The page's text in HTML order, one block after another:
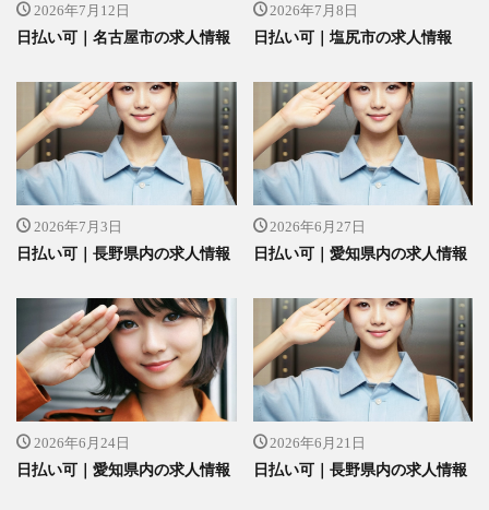
2026年7月12日
日払い可｜名古屋市の求人情報
2026年7月8日
日払い可｜塩尻市の求人情報
2026年7月3日
日払い可｜長野県内の求人情報
2026年6月27日
日払い可｜愛知県内の求人情報
2026年6月24日
日払い可｜愛知県内の求人情報
2026年6月21日
日払い可｜長野県内の求人情報